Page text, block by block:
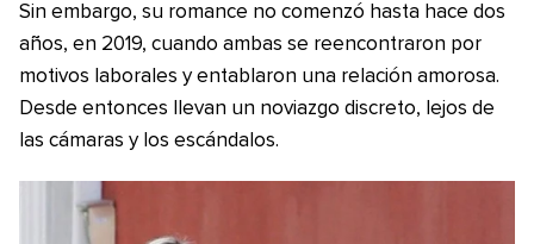
Sin embargo, su romance no comenzó hasta hace dos
años, en 2019, cuando ambas se reencontraron por
motivos laborales y entablaron una relación amorosa.
Desde entonces llevan un noviazgo discreto, lejos de
las cámaras y los escándalos.